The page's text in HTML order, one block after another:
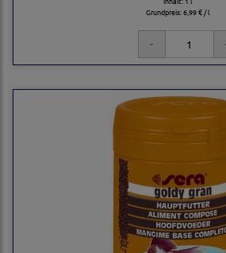
Grundpreis:6,99 € / l